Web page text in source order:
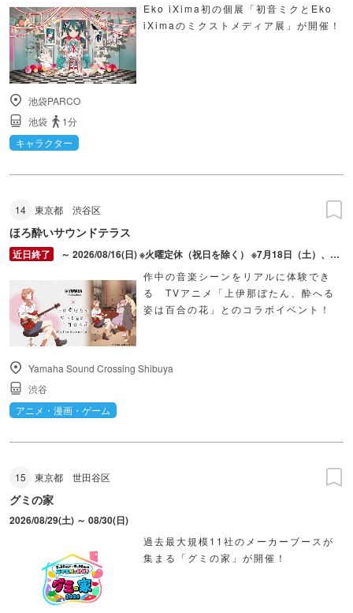
Eko iXima初の個展「初音ミクとEko
iXimaのミクストメディア展」が開催！
池袋PARCO
池袋
1分
キャラクター
14 東京都 渋谷区
ほろ酔いサウンドテラス
～ 2026/08/16(日) ※火曜定休（祝日を除く） ※7月18日（土）、26日（日）、8月10日（月）～14日（金）は休業
作中の音楽シーンをリアルに体験でき
る TVアニメ「上伊那ぼたん、酔へる
姿は百合の花」とのコラボイベント！
Yamaha Sound Crossing Shibuya
渋谷
アニメ・漫画・ゲーム
15 東京都 世田谷区
グミの家
2026/08/29(土) ～ 08/30(日)
過去最大規模11社のメーカーブースが
集まる「グミの家」が開催！